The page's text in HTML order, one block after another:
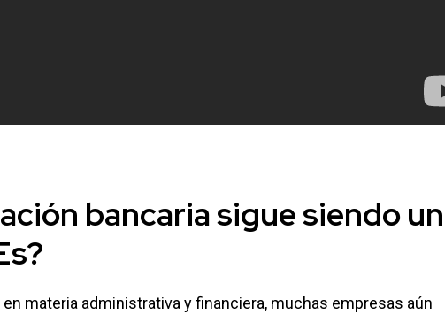
bancariasigue siendo un
?
materia administrativa y financiera, muchas empresas aún